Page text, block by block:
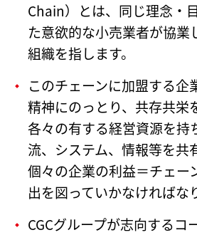
Chain）とは、同じ理念・
た意欲的な小売業者が協業
組織を指します。
このチェーンに加盟する企
精神にのっとり、共存共栄
各々の有する経営資源を持
流、システム、情報等を共
個々の企業の利益＝チェー
出を図っていかなければな
CGCグループが志向するコ